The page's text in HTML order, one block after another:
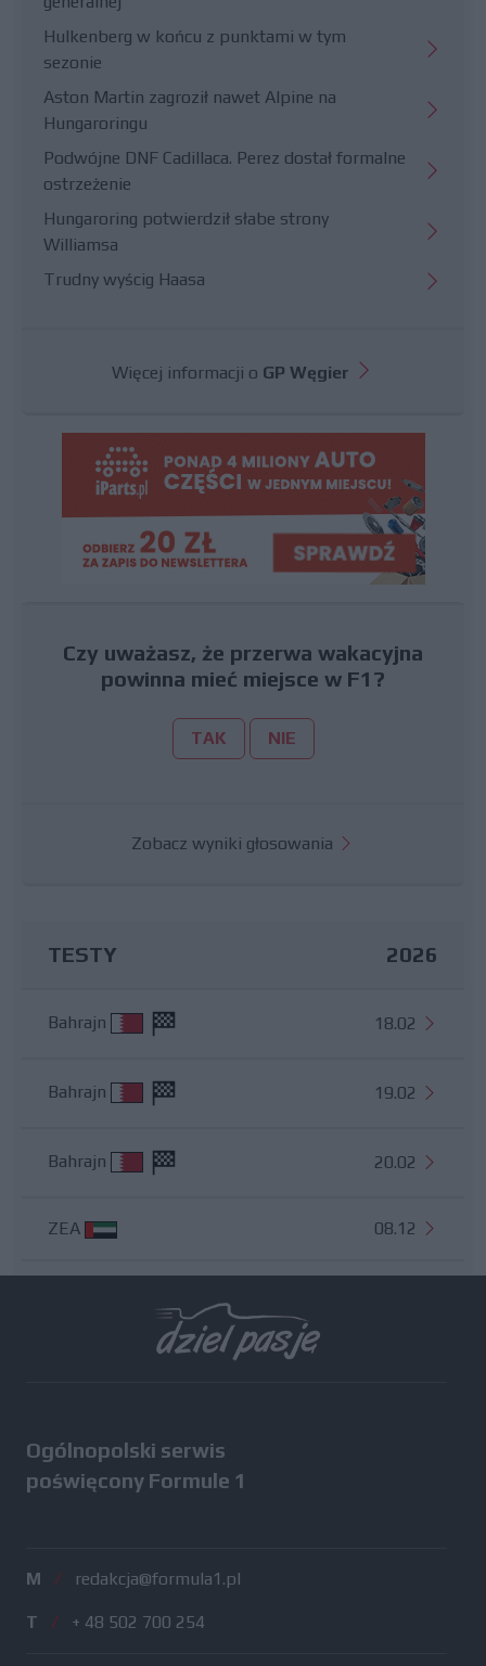
Hulkenberg w końcu z punktami w tym
sezonie
Aston Martin zagroził nawet Alpine na
Hungaroringu
Podwójne DNF Cadillaca. Perez dostał formalne
ostrzeżenie
Hungaroring potwierdził słabe strony
Williamsa
Trudny wyścig Haasa
Więcej informacji o GP Węgier
Czy uważasz, że przerwa wakacyjna
powinna mieć miejsce w F1?
TAK NIE
Zobacz wyniki głosowania
TESTY 2026
Bahrajn 18.02
Bahrajn 19.02
Bahrajn 20.02
ZEA 08.12
Ogólnopolski serwis
poświęcony Formule 1
M / redakcja@formula1.pl
T / + 48 502 700 254